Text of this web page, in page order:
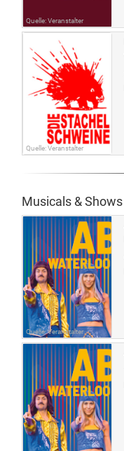
Quelle: Veranstalter
Quelle: Veranstalter
Musicals & Shows
Quelle: Veranstalter